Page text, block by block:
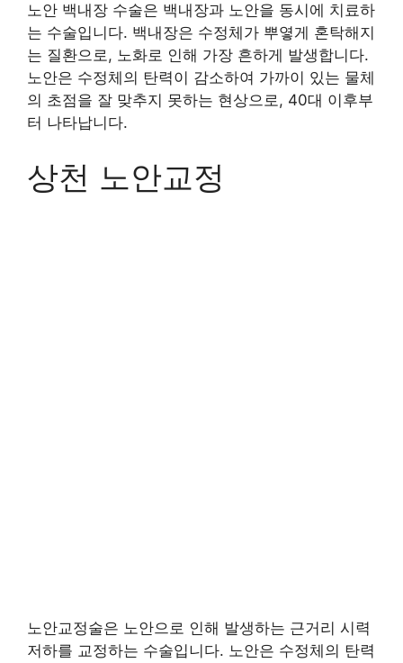
노안 백내장 수술은 백내장과 노안을 동시에 치료하
는 수술입니다. 백내장은 수정체가 뿌옇게 혼탁해지
는 질환으로, 노화로 인해 가장 흔하게 발생합니다.
노안은 수정체의 탄력이 감소하여 가까이 있는 물체
의 초점을 잘 맞추지 못하는 현상으로, 40대 이후부
터 나타납니다.
상천 노안교정
노안교정술은 노안으로 인해 발생하는 근거리 시력
저하를 교정하는 수술입니다. 노안은 수정체의 탄력